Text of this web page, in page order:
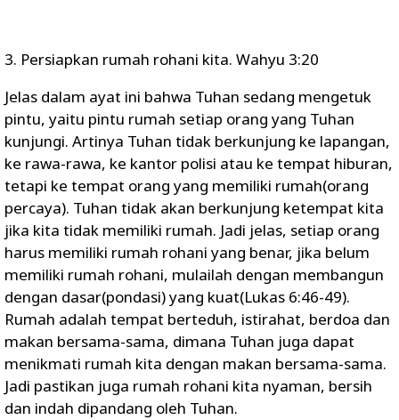
3. Persiapkan rumah rohani kita. Wahyu 3:20
Jelas dalam ayat ini bahwa Tuhan sedang mengetuk
pintu, yaitu pintu rumah setiap orang yang Tuhan
kunjungi. Artinya Tuhan tidak berkunjung ke lapangan,
ke rawa-rawa, ke kantor polisi atau ke tempat hiburan,
tetapi ke tempat orang yang memiliki rumah(orang
percaya). Tuhan tidak akan berkunjung ketempat kita
jika kita tidak memiliki rumah. Jadi jelas, setiap orang
harus memiliki rumah rohani yang benar, jika belum
memiliki rumah rohani, mulailah dengan membangun
dengan dasar(pondasi) yang kuat(Lukas 6:46-49).
Rumah adalah tempat berteduh, istirahat, berdoa dan
makan bersama-sama, dimana Tuhan juga dapat
menikmati rumah kita dengan makan bersama-sama.
Jadi pastikan juga rumah rohani kita nyaman, bersih
dan indah dipandang oleh Tuhan.